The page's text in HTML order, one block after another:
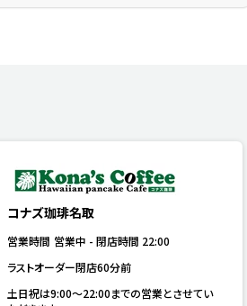
コナズ珈琲名取
営業時間 営業中 - 閉店時間 22:00
ラストオーダー閉店60分前
土日祝は9:00〜22:00までの営業とさせてい